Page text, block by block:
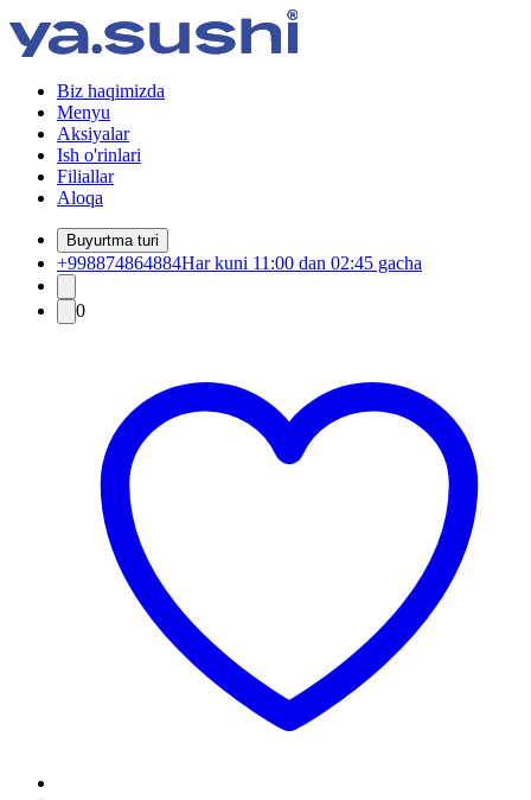
Biz haqimizda
Menyu
Aksiyalar
Ish o'rinlari
Filiallar
Aloqa
Buyurtma turi
+998874864884Har kuni 11:00 dan 02:45 gacha
0